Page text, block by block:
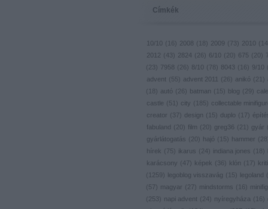
Címkék
10/10 ( 16 ) 2008 ( 18 ) 2009 ( 73) 2010 (
2012 ( 43) 2824 ( 26 ) 6/10 ( 20) 675 ( 20)
( 23) 7958 ( 26 ) 8/10 ( 78 ) 8043 ( 16 ) 9/10 (
advent ( 55) advent 2011 ( 26 ) anikó ( 21 )
(
18 ) autó ( 26 ) batman ( 15) blog ( 29)
castle ( 51 ) city ( 185) collectable
creator ( 37) design ( 15) duplo ( 17)
fabuland ( 20) film ( 20) greg36 ( 21 ) gyár (
gyárlátogatás ( 20) hajó ( 15) hammer ( 28
hírek ( 75) ikarus ( 24) indiana jones ( 18 )
karácsony ( 47) képek ( 36 ) klón ( 17)
(
1259) legoblog visszavág ( 15) legoland (
( 57) magyar ( 27) mindstorms ( 16 ) minifig
( 253) napi advent ( 24) nyíregyháza ( 16 )